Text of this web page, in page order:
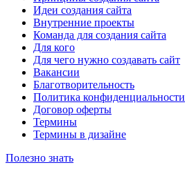
Идеи создания сайта
Внутренние проекты
Команда для создания сайта
Для кого
Для чего нужно создавать сайт
Вакансии
Благотворительность
Политика конфиденциальности
Договор оферты
Термины
Термины в дизайне
Полезно знать